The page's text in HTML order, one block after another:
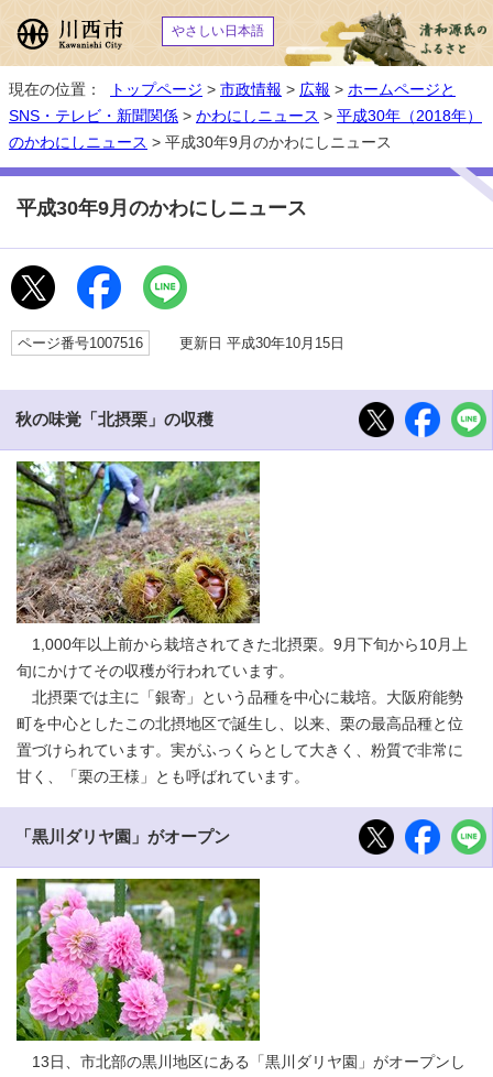
やさしい日本語
現在の位置： トップページ > 市政情報 > 広報 > ホームページと
SNS・テレビ・新聞関係 > かわにしニュース > 平成30年（2018年）
のかわにしニュース > 平成30年9月のかわにしニュース
平成30年9月のかわにしニュース
ページ番号1007516 更新日 平成30年10月15日
秋の味覚「北摂栗」の収穫
1,000年以上前から栽培されてきた北摂栗。9月下旬から10月上
旬にかけてその収穫が行われています。
北摂栗では主に「銀寄」という品種を中心に栽培。大阪府能勢
町を中心としたこの北摂地区で誕生し、以来、栗の最高品種と位
置づけられています。実がふっくらとして大きく、粉質で非常に
甘く、「栗の王様」とも呼ばれています。
「黒川ダリヤ園」がオープン
13日、市北部の黒川地区にある「黒川ダリヤ園」がオープンし